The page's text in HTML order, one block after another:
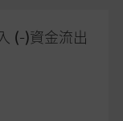
(-)資金流出
相關公司或其董
證網站內容，或
方面均可靠、完